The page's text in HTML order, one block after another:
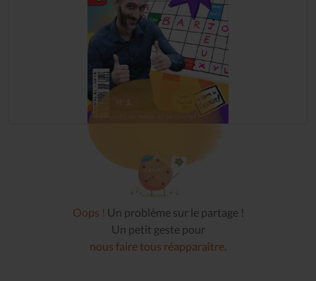
Oops ! Un problème sur le partage !
Un petit geste pour
nous faire tous réapparaître.